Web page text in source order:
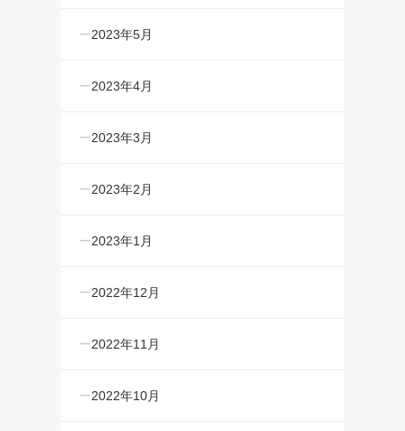
2023年5月
2023年4月
2023年3月
2023年2月
2023年1月
2022年12月
2022年11月
2022年10月